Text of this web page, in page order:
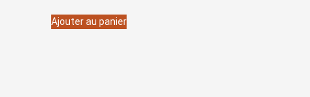
Ajouter au panier